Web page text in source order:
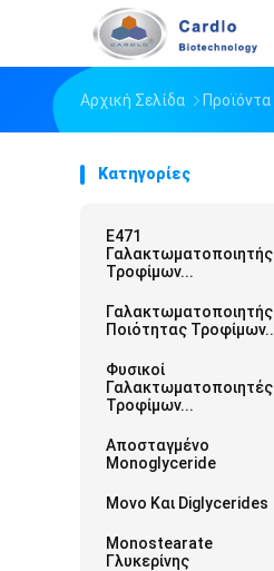
Αρχική Σελίδα Προϊόντα
Κατηγορίες
E471
Γαλακτωματοποιητής
Τροφίμων...
Γαλακτωματοποιητής
Ποιότητας
Φυσικοί
Γαλακτωματοποιητές
Τροφίμων...
Αποσταγμένο
Monoglyceride
Μονο Και Diglycerides
Monostearate
Γλυκερίνης